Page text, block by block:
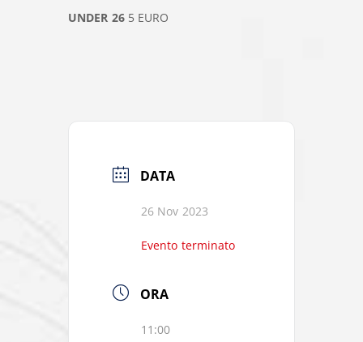
UNDER 265 EURO
DATA
26 Nov 2023
Evento terminato
ORA
11:00